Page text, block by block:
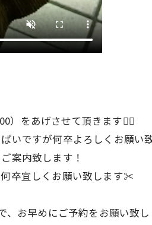
）をあげさせて頂きます🙇‍♂️
いですが何卒よろしくお願い
案内致します！
卒宜しくお願い致します✂︎
お早めにご予約をお願い致し